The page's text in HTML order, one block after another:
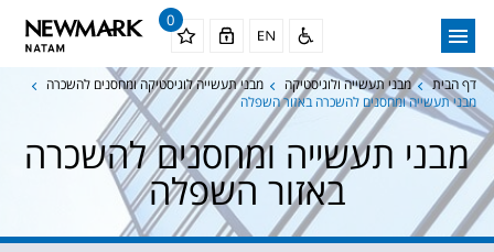
0
דף הבית מבני תעשייה ולוגיסטיקה
מבני תעשייה לוגיסטיקה ומחסנים להשכרה
מבני תעשייה ומחסנים להשכרה באזור השפלה
מבני תעשייה ומחסנים להשכרה
באזור השפלה